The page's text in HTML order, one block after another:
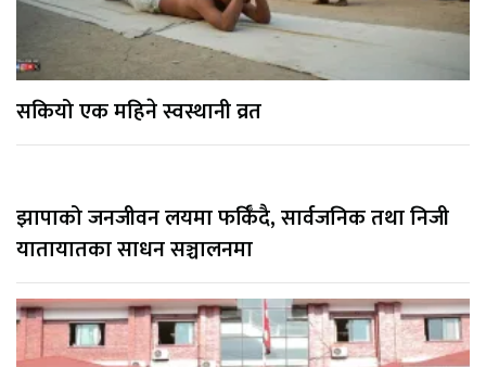
सकियो एक महिने स्वस्थानी व्रत
झापाको जनजीवन लयमा फर्किँदै, सार्वजनिक तथा निजी
यातायातका साधन सञ्चालनमा